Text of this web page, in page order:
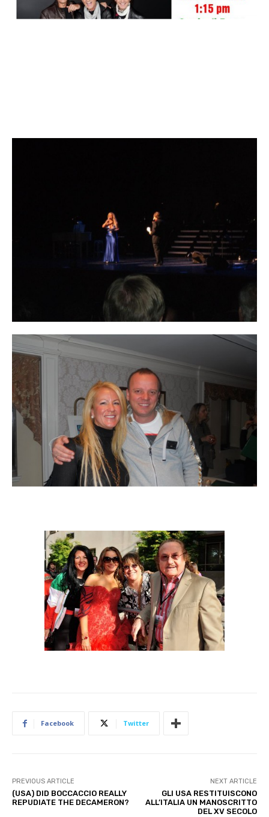
Facebook Twitter
PREVIOUS ARTICLE
(USA) DID BOCCACCIO REALLY
REPUDIATE THE DECAMERON?
NEXT ARTICLE
GLI USA RESTITUISCONO
ALL’ITALIA UN MANOSCRITTO
DEL XV SECOLO